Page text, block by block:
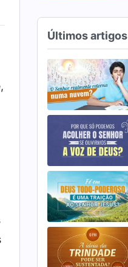
Últimos artigos